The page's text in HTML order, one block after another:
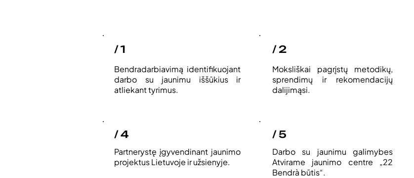
/ 1
Bendradarbiavimą identifikuojant
darbo su jaunimu iššūkius ir
atliekant tyrimus.
/ 2
Moksliškai pagrįstų metodikų,
sprendimų ir rekomendacijų
dalijimąsi.
/ 4
Partnerystę įgyvendinant jaunimo
projektus Lietuvoje ir užsienyje.
/ 5
Darbo su jaunimu galimybes
Atvirame jaunimo centre „22
Bendrà būtis“.